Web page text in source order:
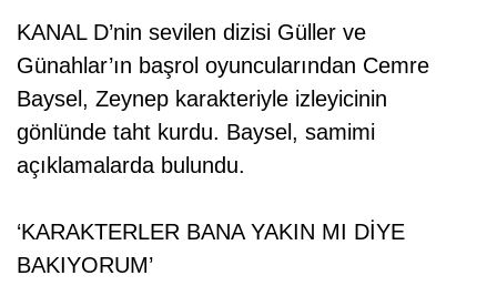
KANAL D’nin sevilen dizisi Güller ve
Günahlar’ın başrol oyuncularından Cemre
Baysel, Zeynep karakteriyle izleyicinin
gönlünde taht kurdu. Baysel, samimi
açıklamalarda bulundu.
‘KARAKTERLER BANA YAKIN MI DİYE
BAKIYORUM’